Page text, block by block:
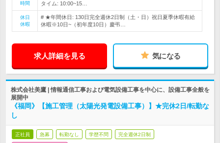
時間
タイム: 10:00~15…
休日
休暇
# ★年間休日: 130日完全週休2日制（土・日）祝日夏季休暇有給
休暇※10日~（初年度10日）慶弔…
求人詳細を見る 気になる
株式会社美鷹 | 情報通信工事および電気設備工事を中心に、設備工事全般を
展開中
《福岡》【施工管理（太陽光発電設備工事）】★完休2日/転勤な
し
正社員 急募 転勤なし 学歴不問 完全週休2日制